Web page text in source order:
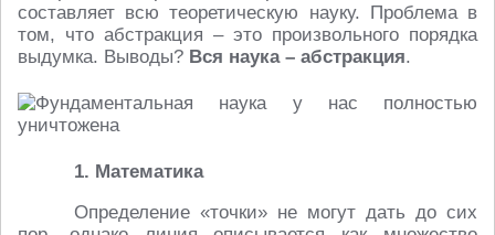
составляет всю теоретическую науку. Проблема в
том, что абстракция – это произвольного порядка
выдумка. Выводы? Вся наука – абстракция.
1. Математика
Определение «точки» не могут дать до сих